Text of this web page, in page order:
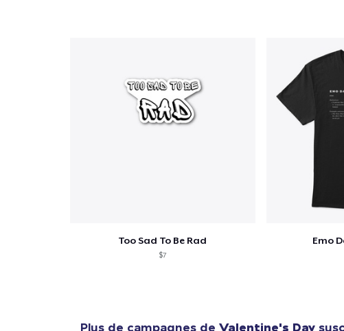
Too Sad To Be Rad
$7
Emo
Plus de campagnes de Valentine's Day
15,99
32,99
Next